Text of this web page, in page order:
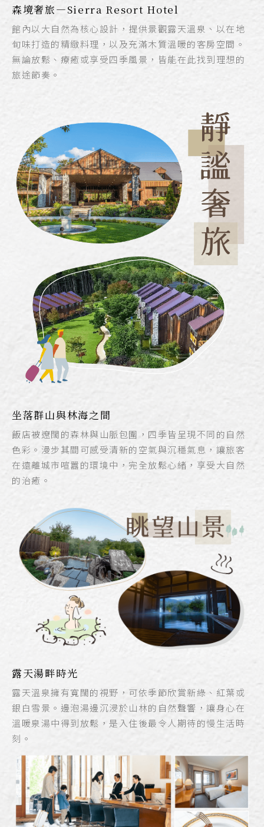
森境奢旅—Sierra Resort Hotel
館內以大自然為核心設計，提供景觀露天溫泉、以在地
旬味打造的精緻料理，以及充滿木質溫暖的客房空間。
無論放鬆、療癒或享受四季風景，皆能在此找到理想的
旅途節奏。
坐落群山與林海之間
飯店被遼闊的森林與山脈包圍，四季皆呈現不同的自然
色彩。漫步其間可感受清新的空氣與沉穩氣息，讓旅客
在遠離城市喧囂的環境中，完全放鬆心緒，享受大自然
的治癒。
露天湯畔時光
露天溫泉擁有寬闊的視野，可依季節欣賞新綠、紅葉或
銀白雪景。邊泡湯邊沉浸於山林的自然聲響，讓身心在
溫暖泉湯中得到放鬆，是入住後最令人期待的慢生活時
刻。